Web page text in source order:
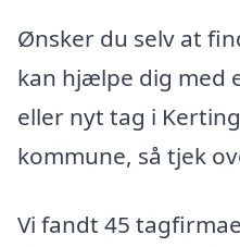
Ønsker du selv at
kan hjælpe dig med
eller nyt tag i
kommune, så tjek
Vi fandt 45